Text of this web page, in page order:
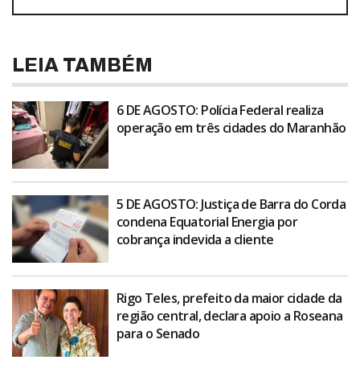
LEIA TAMBÉM
6 DE AGOSTO: Polícia Federal realiza
operação em três cidades do Maranhão
5 DE AGOSTO: Justiça de Barra do Corda
condena Equatorial Energia por
cobrança indevida a cliente
Rigo Teles, prefeito da maior cidade da
região central, declara apoio a Roseana
para o Senado